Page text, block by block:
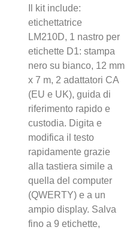
Il kit include:
etichettatrice
LM210D, 1 nastro per
etichette D1: stampa
nero su bianco, 12 mm
x 7 m, 2 adattatori CA
(EU e UK), guida di
riferimento rapido e
custodia. Digita e
modifica il testo
rapidamente grazie
alla tastiera simile a
quella del computer
(QWERTY) e a un
ampio display. Salva
fino a 9 etichette,